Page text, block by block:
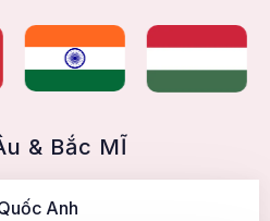
& Bắc MĨ
Anh